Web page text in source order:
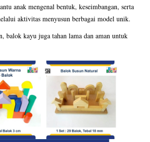
anak mengenal bentuk, keseimbangan, serta
aktivitas menyusun berbagai model unik.
balok kayu juga tahan lama dan aman untuk